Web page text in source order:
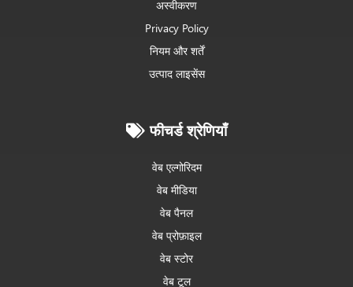
अस्वीकरण
Privacy Policy
नियम और शर्तें
उत्पाद लाइसेंस
फीचर्ड श्रेणियाँ
वेब एल्गोरिदम
वेब मीडिया
वेब पैनल
वेब प्रोफ़ाइल
वेब स्टोर
वेब टूल